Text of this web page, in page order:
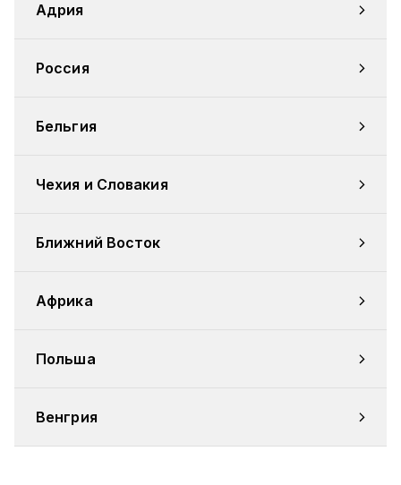
Адрия
Россия
Бельгия
Чехия и Словакия
Ближний Восток
Африка
Польша
Венгрия